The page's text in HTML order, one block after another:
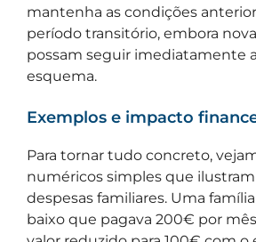
mantenha as condições
período transitório, embora
possam seguir imediatamente
esquema.
Exemplos e impacto
Para tornar tudo concreto,
numéricos simples que
despesas familiares. Uma
baixo que pagava 200€ por